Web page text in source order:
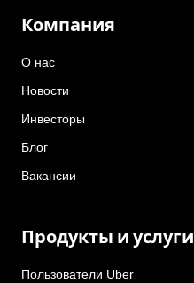
Компания
О нас
Новости
Инвесторы
Блог
Вакансии
Продукты и услуги
Пользователи Uber